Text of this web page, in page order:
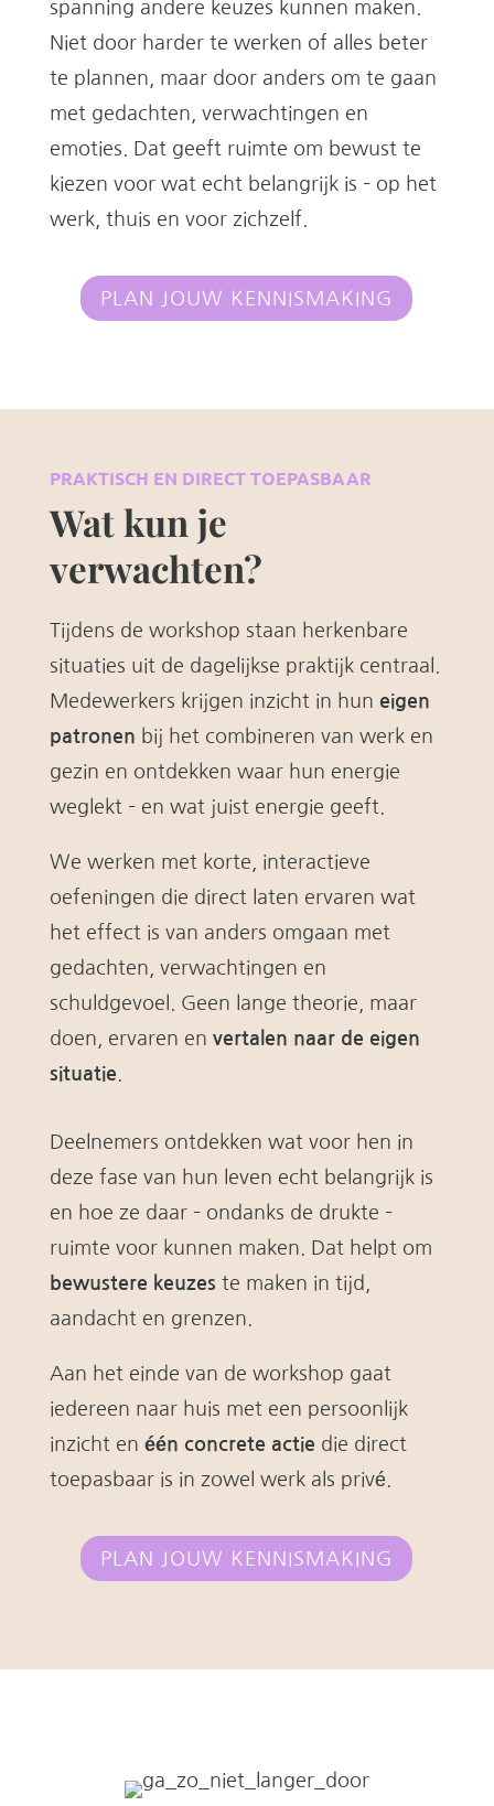
spanning andere keuzes kunnen maken.
Niet door harder te werken of alles beter
te plannen, maar door anders om te gaan
met gedachten, verwachtingen en
emoties. Dat geeft ruimte om bewust te
kiezen voor wat echt belangrijk is – op het
werk, thuis en voor zichzelf.
PLAN JOUW KENNISMAKING
PRAKTISCH EN DIRECT TOEPASBAAR
Wat kun je
verwachten?
Tijdens de workshop staan herkenbare
situaties uit de dagelijkse praktijk centraal.
Medewerkers krijgen inzicht in hun eigen
patronen bij het combineren van werk en
gezin en ontdekken waar hun energie
weglekt – en wat juist energie geeft.
We werken met korte, interactieve
oefeningen die direct laten ervaren wat
het effect is van anders omgaan met
gedachten, verwachtingen en
schuldgevoel. Geen lange theorie, maar
doen, ervaren en vertalen naar de eigen
situatie
Deelnemers ontdekken wat voor hen in
deze fase van hun leven echt belangrijk is
en hoe ze daar – ondanks de drukte –
ruimte voor kunnen maken. Dat helpt om
bewustere keuzes te maken in tijd,
aandacht en grenzen.
Aan het einde van de workshop gaat
iedereen naar huis met een persoonlijk
inzicht en één concrete actie die direct
toepasbaar is in zowel werk als privé.
PLAN JOUW KENNISMAKING